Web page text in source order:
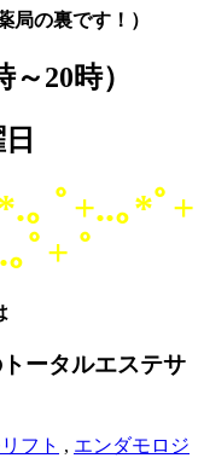
局の裏です！）
～20時）
｡ ﾟ+..｡*ﾟ+
ﾟ+ ゜
ータルエステサ
フト , エンダモロジ